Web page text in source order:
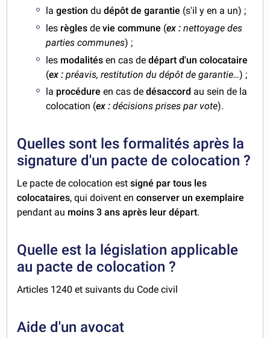
lagestiondudépôt de garantie (s'il y en a un) ;
les règles devie commune (ex : nettoyage des
parties communes) ;
les modalitésen cas dedépart d'un colocataire
(ex :préavis, restitution du dépôt de garantie…) ;
la procédureen cas de désaccord au sein de la
colocation (ex :décisions prises par vote).
Quelles sont les formalités après la
signature d'un pacte de colocation ?
Le pacte de colocation estsigné par tous les
colocataires, qui doivent enconserver un exemplaire
pendant au moins 3 ans après leur départ.
Quelle est la législation applicable
au pacte de colocation ?
Articles 1240 et suivants du Code civil
Aide d'un avocat